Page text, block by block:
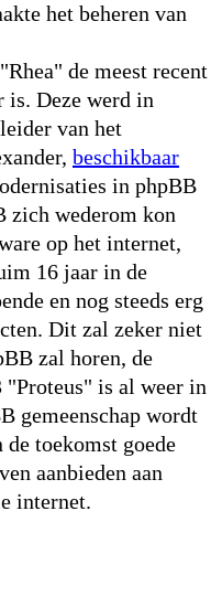
het beheren van
de meest recent
is. Deze werd in
van het
beschikbaar
in phpBB
zich wederom kon
op het internet,
16 jaar in de
en nog steeds erg
Dit zal zeker niet
zal horen, de
is al weer in
gemeenschap wordt
de toekomst goede
aanbieden aan
internet.